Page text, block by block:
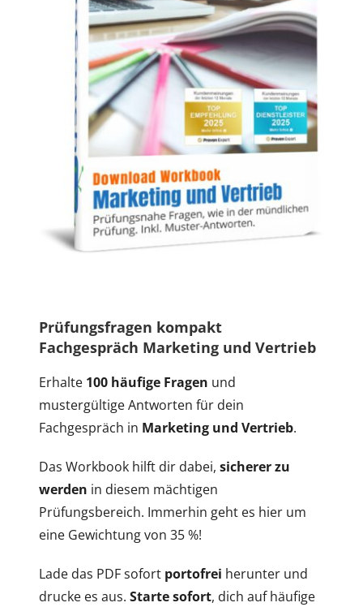
Prüfungsfragen kompakt
Fachgespräch Marketing und Vertrieb
Erhalte 100 häufige Fragen und
mustergültige Antworten für dein
Fachgespräch in Marketing und Vertrieb.
Das Workbook hilft dir dabei, sicherer zu
werden in diesem mächtigen
Prüfungsbereich. Immerhin geht es hier um
eine Gewichtung von 35 %!
Lade das PDF sofort portofrei herunter und
drucke es aus. Starte sofort, dich auf häufige